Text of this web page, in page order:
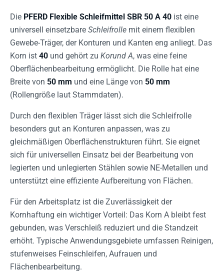
Die PFERD Flexible Schleifmittel SBR 50 A 40 ist eine
universell einsetzbare Schleifrolle mit einem flexiblen
Gewebe-Träger, der Konturen und Kanten eng anliegt. Das
Korn ist 40 und gehört zu Korund A, was eine feine
Oberflächenbearbeitung ermöglicht. Die Rolle hat eine
Breite von 50 mm und eine Länge von 50 mm
(Rollengröße laut Stammdaten).
Durch den flexiblen Träger lässt sich die Schleifrolle
besonders gut an Konturen anpassen, was zu
gleichmäßigen Oberflächenstrukturen führt. Sie eignet
sich für universellen Einsatz bei der Bearbeitung von
legierten und unlegierten Stählen sowie NE-Metallen und
unterstützt eine effiziente Aufbereitung von Flächen.
Für den Arbeitsplatz ist die Zuverlässigkeit der
Kornhaftung ein wichtiger Vorteil: Das Korn A bleibt fest
gebunden, was Verschleiß reduziert und die Standzeit
erhöht. Typische Anwendungsgebiete umfassen Reinigen,
stufenweises Feinschleifen, Aufrauen und
Flächenbearbeitung.